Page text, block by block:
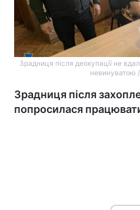
Зрадниця після деокупації не
невинуватою
Зрадниця після
попросилася